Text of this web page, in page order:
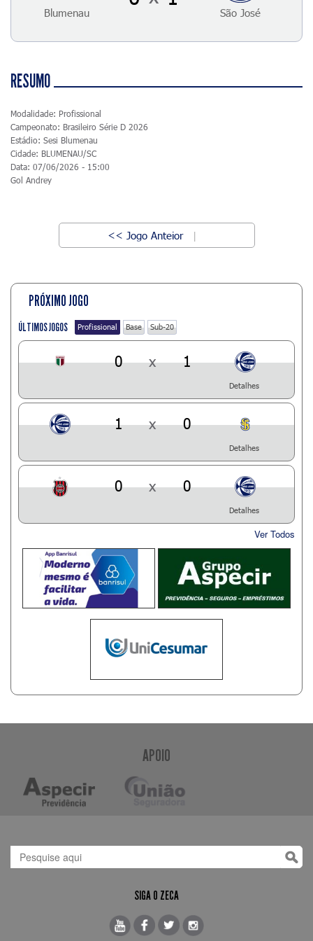
Blumenau São José
RESUMO
Modalidade: Profissional
Campeonato: Brasileiro Série D 2026
Estádio: Sesi Blumenau
Cidade: BLUMENAU/SC
Data: 07/06/2026 - 15:00
Gol Andrey
<< Jogo Anteior |
PRÓXIMO JOGO
ÚLTIMOS JOGOS Profissional Base Sub-20
0 x 1
Detalhes
1 x 0
Detalhes
0 x 0
Detalhes
Ver Todos
APOIO
SIGA O ZECA